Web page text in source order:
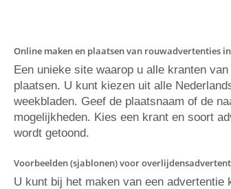
Online maken en plaatsen van rouwadvertenties
Een unieke site waarop u alle kranten
plaatsen. U kunt kiezen uit alle
weekbladen. Geef de plaatsnaam of de
mogelijkheden. Kies een krant en soort
wordt getoond.
Voorbeelden (sjablonen) voor
U kunt bij het maken van een advertentie